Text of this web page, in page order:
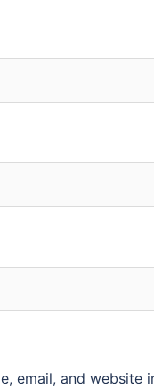
email, and website